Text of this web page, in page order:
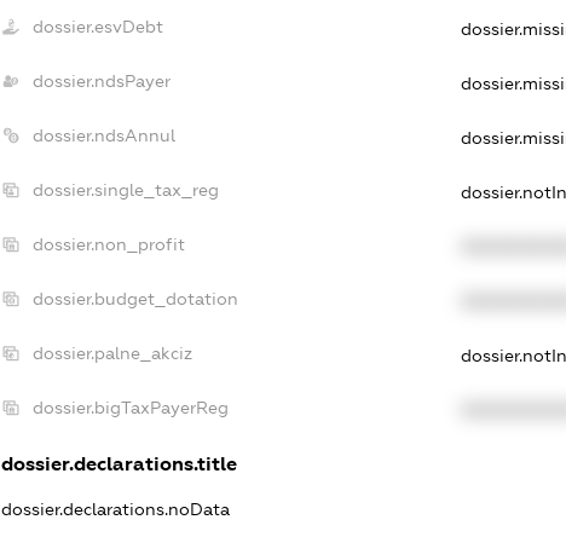
dossier.esvDebt
dossier.ndsPayer
dossier.ndsAnnul
dossier.single_tax_reg
dossier.non_profit
dossier.budget_dotation
dossier.palne_akciz
dossier.bigTaxPayerReg
dossier.declarations.title
dossier.declarations.noData